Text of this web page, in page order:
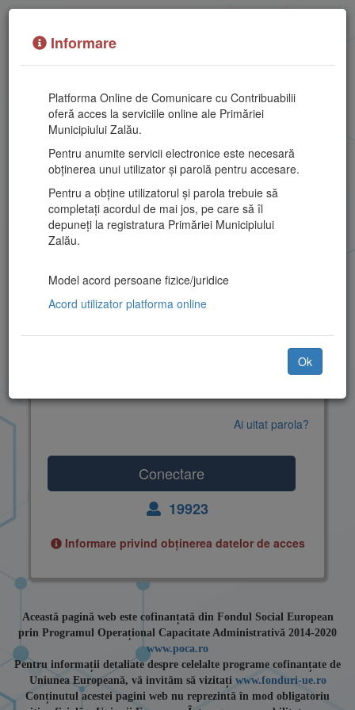
Portal servicii publice electronice
Utilizator Cnp/Cui Fără autentificare
Ai uitat parola?
19923
Informare privind obținerea datelor de acces
Informare
Platforma Online de Comunicare cu Contribuabilii
oferă acces la serviciile online ale Primăriei
Municipiului Zalău.
Pentru anumite servicii electronice este necesară
obținerea unui utilizator și parolă pentru accesare.
Pentru a obține utilizatorul și parola trebuie să
completați acordul de mai jos, pe care să îl
depuneți la registratura Primăriei Municipiului
Zalău.
Model acord persoane fizice/juridice
Acord utilizator platforma online
Ok
Această pagină web este cofinanțată din Fondul Social European
prin Programul Operațional Capacitate Administrativă 2014-2020
www.poca.ro
Pentru informații detaliate despre celelalte programe cofinanțate de
Uniunea Europeană, vă invităm să vizitați www.fonduri-ue.ro
Conținutul acestei pagini web nu reprezintă în mod obligatoriu